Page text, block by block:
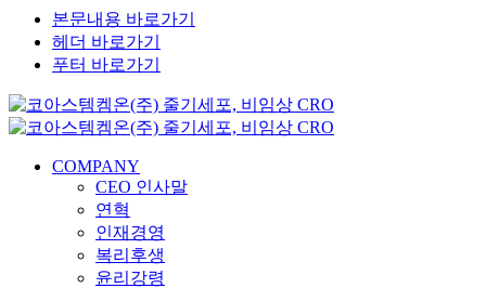
본문내용 바로가기
헤더 바로가기
푸터 바로가기
COMPANY
CEO 인사말
연혁
인재경영
복리후생
윤리강령